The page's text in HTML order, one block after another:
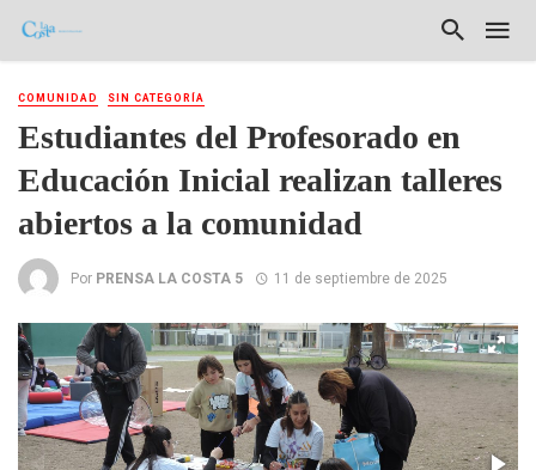
COMUNIDAD SIN CATEGORÍA
Estudiantes del Profesorado en
Educación Inicial realizan talleres
abiertos a la comunidad
Por PRENSA LA COSTA 5 11 de septiembre de 2025